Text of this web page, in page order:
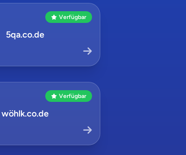
Verfügbar
5qa.co.de
Verfügbar
wöhlk.co.de